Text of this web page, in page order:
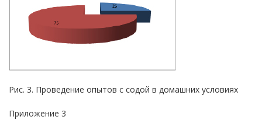
Рис. 3. Проведение опытов с содой в домашних условиях
Приложение 3